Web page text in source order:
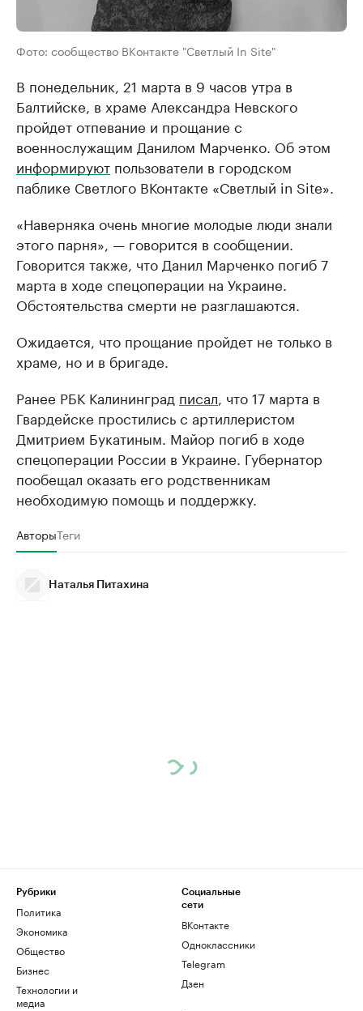
Фото: сообщество ВКонтакте "Светлый In Site"
В понедельник, 21 марта в 9 часов утра в
Балтийске, в храме Александра Невского
пройдет отпевание и прощание с
военнослужащим Данилом Марченко. Об этом
информируют пользователи в городском
паблике Светлого ВКонтакте «Светлый in Site».
«Наверняка очень многие молодые люди знали
этого парня», — говорится в сообщении.
Говорится также, что Данил Марченко погиб 7
марта в ходе спецоперации на Украине.
Обстоятельства смерти не разглашаются.
Ожидается, что прощание пройдет не только в
храме, но и в бригаде.
Ранее РБК Калининград писал , что 17 марта в
Гвардейске простились с артиллеристом
Дмитрием Букатиным. Майор погиб в ходе
спецоперации России в Украине. Губернатор
пообещал оказать его родственникам
необходимую помощь и поддержку.
АвторыТеги
Наталья Питахина
Рубрики
Политика
Экономика
Общество
Бизнес
Технологии и
медиа
Социальные
сети
ВКонтакте
Одноклассники
Telegram
Дзен